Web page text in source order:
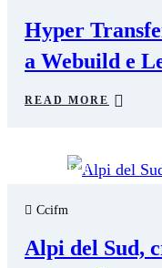
Hyper
a Webuild e
READ MORE
FEB
Ccifm
Alpi del Sud,